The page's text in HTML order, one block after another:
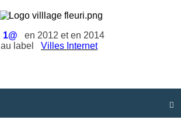
1@
en 2012 et en 2014
au label
Villes Internet
